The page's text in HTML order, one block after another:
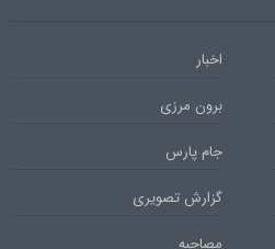
اخبار
برون مرزی
جام پارس
گزارش تصویری